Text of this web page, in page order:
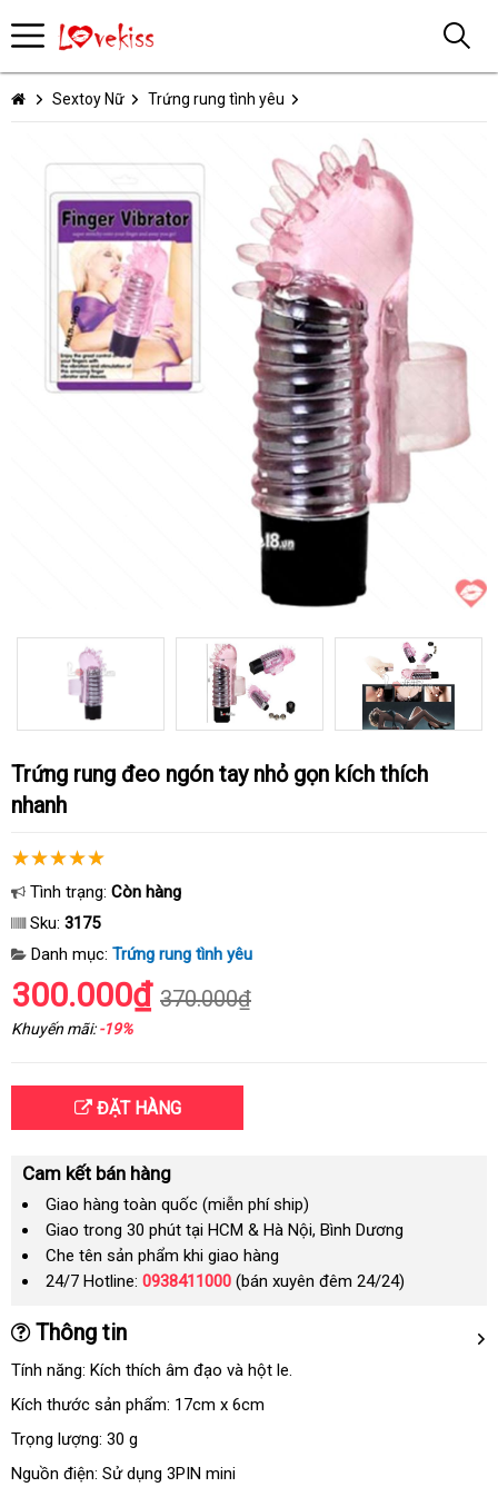
Sextoy Nữ Trứng rung tình yêu
Trứng rung đeo ngón tay nhỏ gọn kích thích
nhanh
Tình trạng: Còn hàng
Sku: 3175
Danh mục: Trứng rung tình yêu
300.000₫ 370.000₫
Khuyến mãi:-19%
ĐẶT HÀNG
Cam kết bán hàng
Giao hàng toàn quốc (miễn phí ship)
Giao trong 30 phút tại HCM & Hà Nội, Bình Dương
Che tên sản phẩm khi giao hàng
24/7 Hotline: 0938411000 (bán xuyên đêm 24/24)
Thông tin
Tính năng: Kích thích âm đạo dịch
vụ
và hột le.
Kích thước sản phẩm: 17cm x 6cm
Trọng lượng: 30 g
Nguồn điện: Sử dụng 3PIN mini